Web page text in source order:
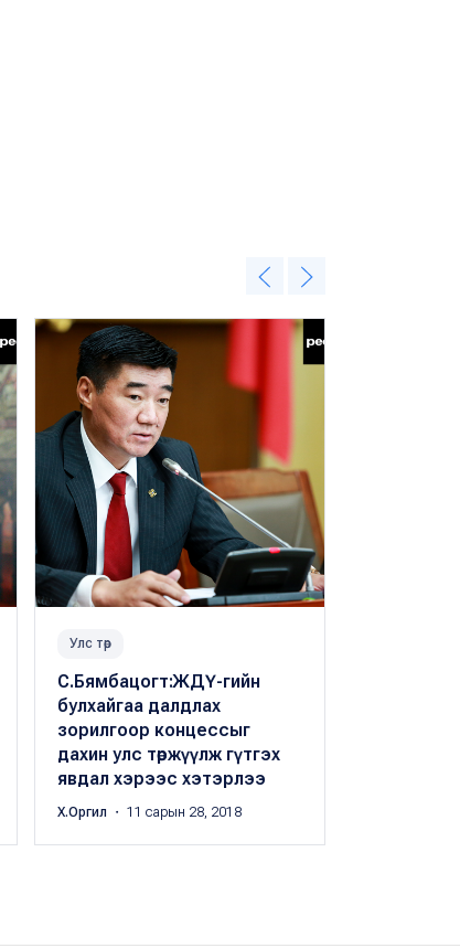
Улс төр
С.Бямбацогт:ЖДҮ-гийн
булхайгаа далдлах
зорилгоор концeссыг
дахин улс төржүүлж гүтгэх
явдал хэрээс хэтэрлээ
Х.Оргил ・ 11 сарын 28, 2018